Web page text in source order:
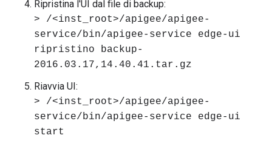
Ripristina l'UI dal file di backup:
> /<inst_root>/apigee/apigee-
service/bin/apigee-service edge-ui
ripristino backup-
2016.03.17,14.40.41.tar.gz
Riavvia UI:
> /<inst_root>/apigee/apigee-
service/bin/apigee-service edge-ui
start